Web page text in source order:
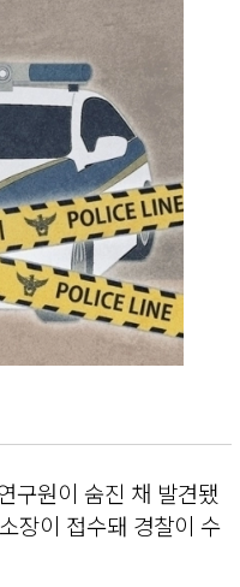
구원이 숨진 채 발견됐
장이 접수돼 경찰이 수